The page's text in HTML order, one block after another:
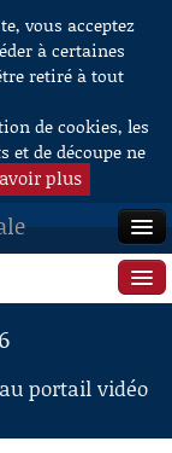
vous acceptez
à certaines
retiré à tout
de cookies, les
et de découpe ne
plus
portail vidéo